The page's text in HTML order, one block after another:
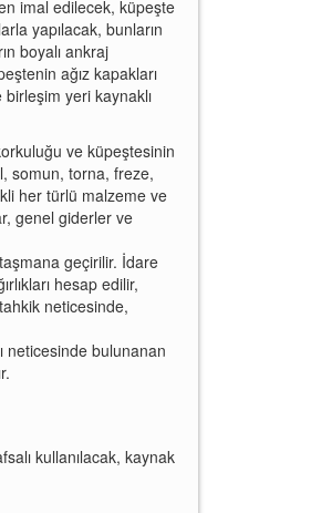
imal edilecek, küpeşte
yapılacak, bunların
boyalı ankraj
ağız kapakları
yeri kaynaklı
ve küpeştesinin
somun, torna, freze,
her türlü malzeme ve
genel giderler ve
geçirilir. İdare
hesap edilir,
neticesinde,
neticesinde bulunanan
kullanılacak, kaynak